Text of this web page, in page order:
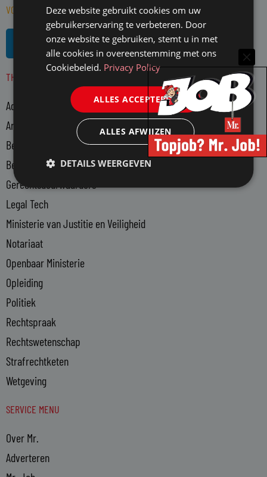
VOLG MR. OP SOCIAL MEDIA
n
R
s
s
THEMA'S
Advocatuur
Arbeidsmarkt
Bedrijfsjuristen
Bedrijfsvoering
Gerechtsdeurwaarders
Legal Tech
Ministerie van Justitie en Veiligheid
Notariaat
Openbaar Ministerie
Opleiding
Politiek
Rechtspraak
Rechtswetenschap
Strafrechtketen
Wetgeving
SERVICE MENU
Over Mr.
Adverteren
Deze website gebruikt cookies om uw
gebruikerservaring te verbeteren. Door
onze website te gebruiken, stemt u in met
alle cookies in overeenstemming met ons
Cookiebeleid. Privacy Policy
ALLES ACCEPTEREN
ALLES AFWIJZEN
DETAILS WEERGEVEN